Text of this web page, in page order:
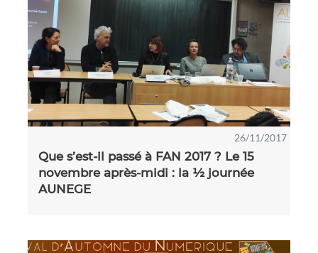
26/11/2017
Que s’est-il passé à FAN 2017 ? Le 15
novembre après-midi : la ½ journée
AUNEGE